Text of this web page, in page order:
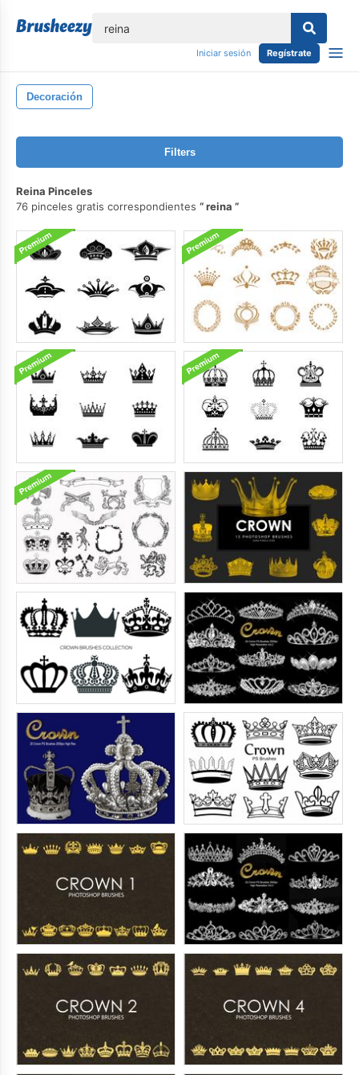
Iniciar sesión Regístrate
Decoración
Filters
Reina Pinceles
76 pinceles gratis correspondientes
reina